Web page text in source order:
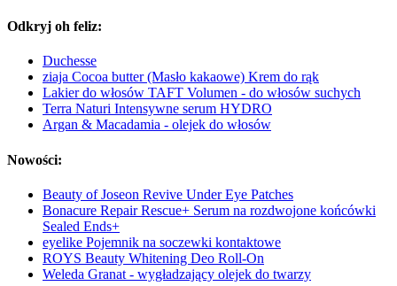
Odkryj oh feliz:
Duchesse
ziaja Cocoa butter (Masło kakaowe) Krem do rąk
Lakier do włosów TAFT Volumen - do włosów suchych
Terra Naturi Intensywne serum HYDRO
Argan & Macadamia - olejek do włosów
Nowości:
Beauty of Joseon Revive Under Eye Patches
Bonacure Repair Rescue+ Serum na rozdwojone końcówki
Sealed Ends+
eyelike Pojemnik na soczewki kontaktowe
ROYS Beauty Whitening Deo Roll-On
Weleda Granat - wygładzający olejek do twarzy